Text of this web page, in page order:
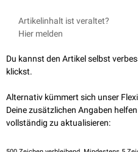
Artikelinhalt ist veraltet?
Hier melden
Du kannst den Artikel selbst
klickst.
Alternativ kümmert sich unser
Deine zusätzlichen Angaben
vollständig zu aktualisieren: